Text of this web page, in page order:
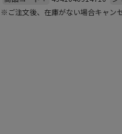
※ご注文後、在庫がない場合キャン